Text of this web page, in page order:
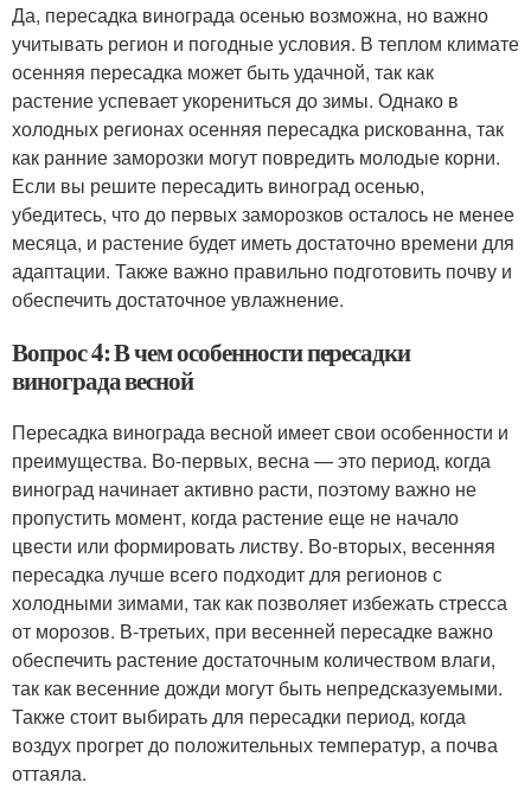
Да, пересадка винограда осенью возможна, но важно
учитывать регион и погодные условия. В теплом климате
осенняя пересадка может быть удачной, так как
растение успевает укорениться до зимы. Однако в
холодных регионах осенняя пересадка рискованна, так
как ранние заморозки могут повредить молодые корни.
Если вы решите пересадить виноград осенью,
убедитесь, что до первых заморозков осталось не менее
месяца, и растение будет иметь достаточно времени для
адаптации. Также важно правильно подготовить почву и
обеспечить достаточное увлажнение.
Вопрос 4: В чем особенности пересадки
винограда весной
Пересадка винограда весной имеет свои особенности и
преимущества. Во-первых, весна — это период, когда
виноград начинает активно расти, поэтому важно не
пропустить момент, когда растение еще не начало
цвести или формировать листву. Во-вторых, весенняя
пересадка лучше всего подходит для регионов с
холодными зимами, так как позволяет избежать стресса
от морозов. В-третьих, при весенней пересадке важно
обеспечить растение достаточным количеством влаги,
так как весенние дожди могут быть непредсказуемыми.
Также стоит выбирать для пересадки период, когда
воздух прогрет до положительных температур, а почва
оттаяла.